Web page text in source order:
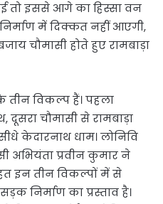
तो इससे आगे का हिस्सा वन
में दिक्कत नहीं आएगी,
चौमासी होते हुए रामबाड़ा
विकल्प हैं। पहला
चौमासी से रामबाड़ा
केदारनाथ धाम। लोनिवि
अभियंता प्रवीन कुमार ने
इन तीन विकल्पों में से
निर्माण का प्रस्ताव है।